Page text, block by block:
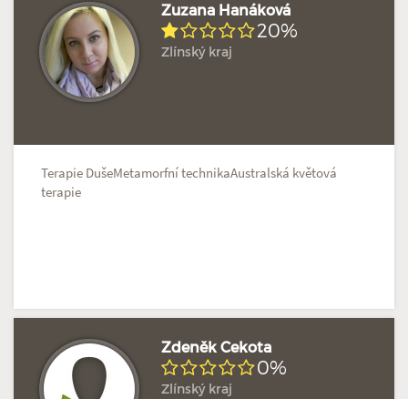
Zuzana Hanáková
20%
Zlínský kraj
Terapie DušeMetamorfní technikaAustralská květová
terapie
Zdeněk Cekota
0%
Zlínský kraj
Doposud žádné hodnocení
Doposud žádné hodnocení